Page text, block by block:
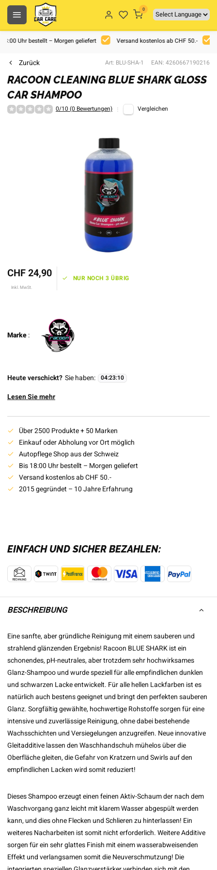
0
Uhr bestellt – Morgen geliefert Versand kostenlos ab CHF 50.-
Zurück Art: BLU-SHA-1 EAN: 4260667190216
RACOON CLEANING BLUE SHARK GLOSS
CAR SHAMPOO
0/10 (0 Bewertungen) Vergleichen
CHF 24,90
Inkl. MwSt.
NUR NOCH 3 ÜBRIG
Marke:
Heute verschickt? Sie haben: 04:23:10
Lesen Sie mehr
Über 2500 Produkte + 50 Marken
Einkauf oder Abholung vor Ort möglich
Autopflege Shop aus der Schweiz
Bis 18:00 Uhr bestellt – Morgen geliefert
Versand kostenlos ab CHF 50.-
2015 gegründet – 10 Jahre Erfahrung
EINFACH UND SICHER BEZAHLEN:
BESCHREIBUNG
Eine sanfte, aber gründliche Reinigung mit einem sauberen und
strahlend glänzenden Ergebnis! Racoon BLUE SHARK ist ein
schonendes, pH-neutrales, aber trotzdem sehr hochwirksames
Glanz-Shampoo und wurde speziell für alle empfindlichen dunklen
und schwarzen Lacke entwickelt. Für alle hellen Lackfarben ist es
natürlich auch bestens geeignet und bringt den perfekten sauberen
Glanz. Sorgfältig gewählte, hochwertige Rohstoffe sorgen für eine
intensive und zuverlässige Reinigung, ohne dabei bestehende
Wachsschichten und Versiegelungen anzugreifen. Neue innovative
Gleitadditive lassen den Waschhandschuh mühelos über die
Oberfläche gleiten, die Gefahr von Kratzern und Swirls auf den
empfindlichen Lacken wird somit reduziert!
Dieses Shampoo erzeugt einen feinen Aktiv-Schaum der nach dem
Waschvorgang ganz leicht mit klarem Wasser abgespült werden
kann, und dies ohne Flecken und Schlieren zu hinterlassen! Ein
weiteres Nacharbeiten ist somit nicht erforderlich. Weitere Additive
sorgen für ein sehr glattes Finish mit einem wasserabweisenden
Effekt und verlangsamen somit die Neuverschmutzung! Die